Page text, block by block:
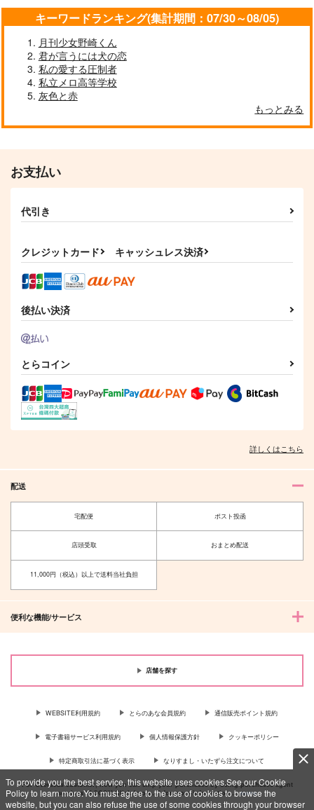
To provide you the best service, this website uses cookies.See our Cookie
Policy to learn more.You must agree to the use of cookies to browse the
website, but you can also refuse the use of some cookies through your browser
キーワードランキング(集計期間：07/30～08/05)
月刊少女野崎くん
君が言うには犬の恋
私の愛する圧制者
私立メロ高等学校
灰色と赤
もっとみる
お支払い
代引き
クレジットカード キャッシュレス決済
後払い決済
とらコイン
詳しくはこちら
配送
宅配便 ポスト投函
店頭受取 おまとめ配送
11,000円（税込）以上で送料当社負担
便利な機能/サービス
店舗を探す
WEBSITE利用規約 とらのあな会員規約 通信販売ポイント規約
電子書籍サービス利用規約 個人情報保護方針 クッキーポリシー
特定商取引法に基づく表示 なりすまし・いたずら注文について
For Overseas customer, now you can ship your purchases by using purchases agent
services “AOCS”! Click {more…} for more information …more